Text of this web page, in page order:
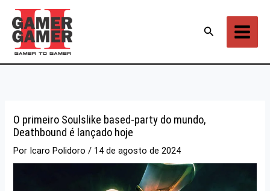
para
conteúdo
Pesquisar
O primeiro Soulslike based-party do mundo,
Deathbound é lançado hoje
Por Icaro Polidoro/ 14 de agosto de 2024